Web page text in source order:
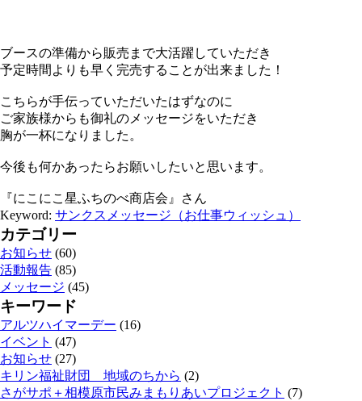
ブースの準備から販売まで大活躍していただき
予定時間よりも早く完売することが出来ました！
こちらが手伝っていただいたはずなのに
ご家族様からも御礼のメッセージをいただき
胸が一杯になりました。
今後も何かあったらお願いしたいと思います。
『にこにこ星ふちのべ商店会』さん
Keyword: サンクスメッセージ（お仕事ウィッシュ）
カテゴリー
お知らせ (60)
活動報告 (85)
メッセージ (45)
キーワード
アルツハイマーデー (16)
イベント (47)
お知らせ (27)
キリン福祉財団 地域のちから (2)
さがサポ＋相模原市民みまもりあいプロジェクト (7)